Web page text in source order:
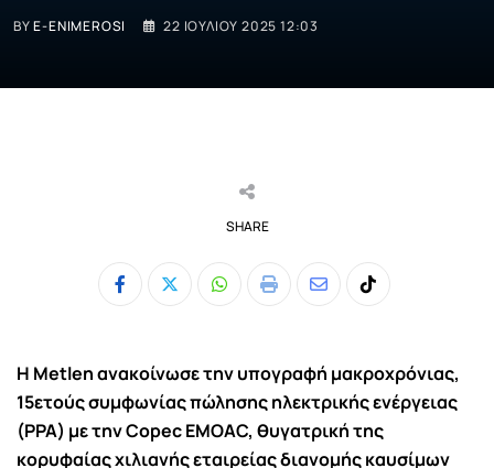
BYE-ENIMEROSI 22 ΙΟΥΛΊΟΥ 2025 12:03
SHARE
Whatsapp
Print
ShareTiktok
Η Metlen ανακοίνωσε την υπογραφή μακροχρόνιας,
15ετούς συμφωνίας πώλησης ηλεκτρικής ενέργειας
(PPA) με την Copec EMOAC, θυγατρική της
κορυφαίας χιλιανής εταιρείας διανομής καυσίμων